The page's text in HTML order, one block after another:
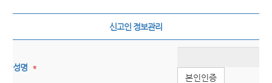
신고인 정보관리
성명 *
본인인증